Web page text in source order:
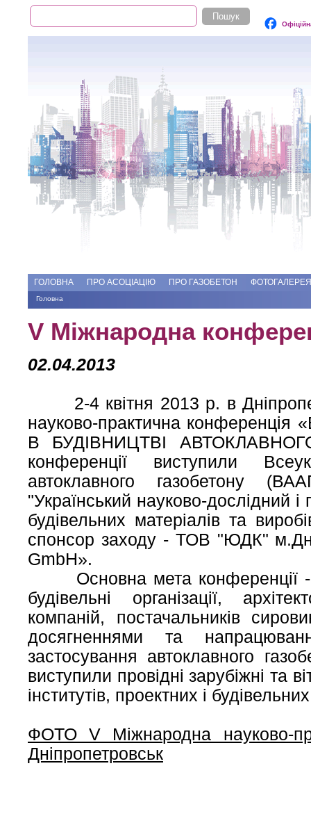
Пошукова форма
Пошук
ГОЛОВНА ПРО АСОЦІАЦІЮ ПРО ГАЗОБЕТОН ФОТОГАЛЕРЕЯ
Ви є тут
Головна
V Міжнародна
02.04.2013
2-4 квітня 2013 р. в
науково-практична
В БУДІВНИЦТВІ
конференції виступили
автоклавного газобетону
"Український науково-дослідний і
будівельних матеріалів та
спонсор заходу - ТОВ "ЮДК"
GmbH».
Основна мета конференції -
будівельні організації,
компаній, постачальників
досягненнями та
застосування автоклавного
виступили провідні зарубіжні та
інститутів, проектних і
ФОТО V Міжнародна науково-
Дніпропетровськ